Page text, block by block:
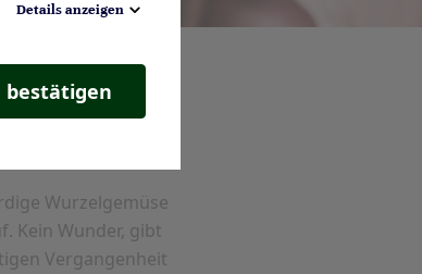
Details anzeigen
bestätigen
heiß und innig,
Wurzelgemüse
Kein Wunder, gibt
Vergangenheit